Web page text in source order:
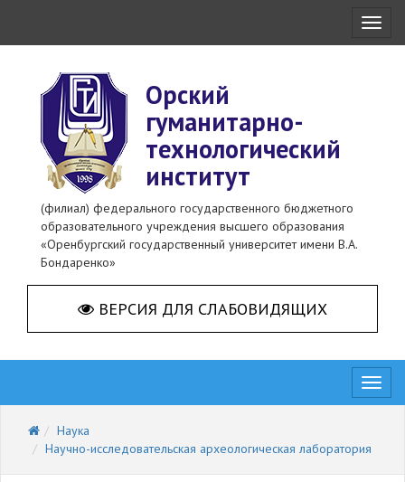
Орский
гуманитарно-
технологический
институт
(филиал) федерального государственного бюджетного
образовательного учреждения высшего образования
«Оренбургский государственный университет имени В.А.
Бондаренко»
ВЕРСИЯ ДЛЯ СЛАБОВИДЯЩИХ
Наука
Научно-исследовательская археологическая лаборатория